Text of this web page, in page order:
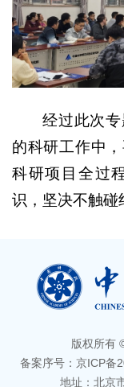
经过此次
的科研工作中
科研项目全过
识，坚决不触碰
版权所有
备案序号：京ICP备
地址：北京